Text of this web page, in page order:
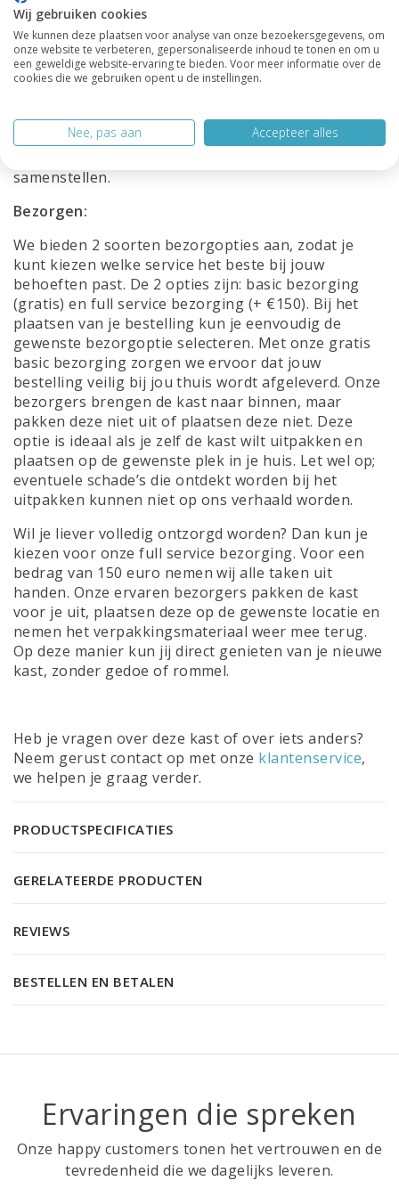
maken, zodat je een perfect passende oplossing
krijgt die volledig aan jouw wensen voldoet. Of je nu
een kast nodig hebt voor een kleine ruimte, een
ongebruikelijke hoek of juist een grote
eisen te voldoen. Laat ons via de mail weten wat je
wensen zijn en onze deskundige ontwerpers zullen
samenstellen.
Bezorgen:
We bieden 2 soorten bezorgopties aan, zodat je
kunt kiezen welke service het beste bij jouw
behoeften past. De 2 opties zijn: basic bezorging
(gratis) en full service bezorging (+ €150). Bij het
plaatsen van je bestelling kun je eenvoudig de
gewenste bezorgoptie selecteren. Met onze gratis
basic bezorging zorgen we ervoor dat jouw
bestelling veilig bij jou thuis wordt afgeleverd. Onze
bezorgers brengen de kast naar binnen, maar
pakken deze niet uit of plaatsen deze niet. Deze
optie is ideaal als je zelf de kast wilt uitpakken en
plaatsen op de gewenste plek in je huis. Let wel op;
eventuele schade’s die ontdekt worden bij het
uitpakken kunnen niet op ons verhaald worden.
Wil je liever volledig ontzorgd worden? Dan kun je
kiezen voor onze full service bezorging. Voor een
bedrag van 150 euro nemen wij alle taken uit
handen. Onze ervaren bezorgers pakken de kast
voor je uit, plaatsen deze op de gewenste locatie en
nemen het verpakkingsmateriaal weer mee terug.
Op deze manier kun jij direct genieten van je nieuwe
kast, zonder gedoe of rommel.
Heb je vragen over deze kast of over iets anders?
Neem gerust contact op met onze klantenservice,
we helpen je graag verder.
PRODUCTSPECIFICATIES
GERELATEERDE PRODUCTEN
REVIEWS
BESTELLEN EN BETALEN
Ervaringen die spreken
Onze happy customers tonen het vertrouwen en de
tevredenheid die we dagelijks leveren.
Wij gebruiken cookies
We kunnen deze plaatsen voor analyse van onze bezoekersgegevens, om
onze website te verbeteren, gepersonaliseerde inhoud te tonen en om u
een geweldige website-ervaring te bieden. Voor meer informatie over de
cookies die we gebruiken opent u de instellingen.
Nee, pas aan Accepteer alles